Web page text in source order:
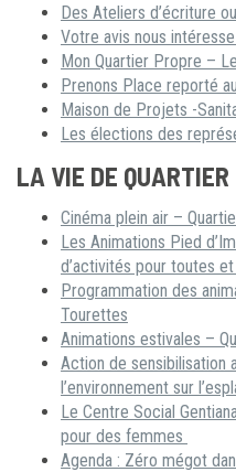
Des Ateliers d’écriture
Votre avis nous
Mon Quartier Propre –
Prenons Place reporté
Maison de Projets -
Les élections des
LA VIE DE QUARTIER
Cinéma plein air –
Les Animations Pied
d’activités pour toutes
Programmation des
Tourettes
Animations estivales –
Action de sensibilisation
l’environnement sur
Le Centre Social
pour des femmes
Agenda : Zéro mégot